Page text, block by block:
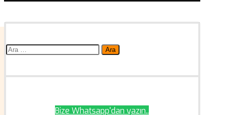
Arama:
Bize Whatsapp'dan yazın..